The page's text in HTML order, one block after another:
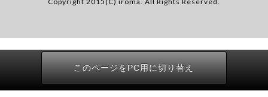
このページをPC用に切り替え